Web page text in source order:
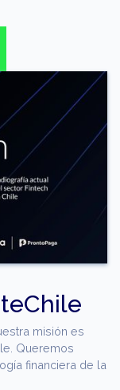
misión es
Queremos
financiera de la